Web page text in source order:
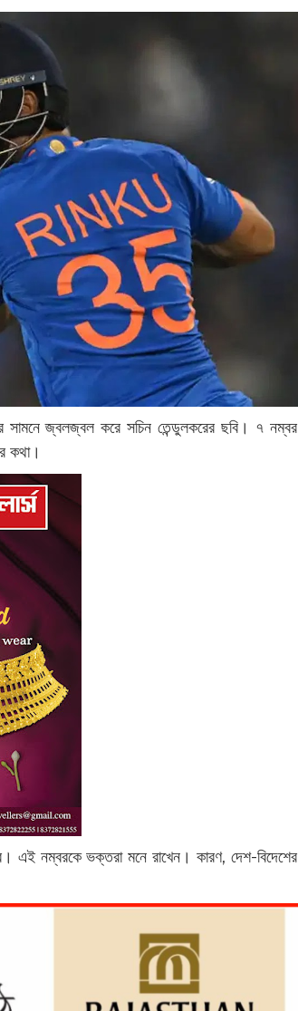
সামনে জ্বলজ্বল করে সচিন তেন্ডুলকরের ছবি। ৭ নম্বর
কথা।
এই নম্বরকে ভক্তরা মনে রাখেন। কারণ, দেশ-বিদেশের